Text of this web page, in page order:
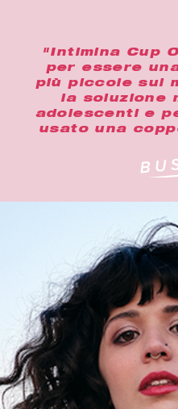
"Intimina Cup
per essere
più piccole sul
la soluzione
adolescenti e
usato una